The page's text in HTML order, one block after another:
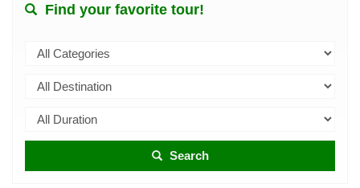
Find your favorite tour!
Search